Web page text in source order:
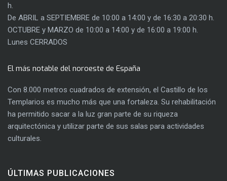
h.
De ABRIL a SEPTIEMBRE de 10:00 a 14:00 y de 16:30 a 20:30 h.
OCTUBRE y MARZO de 10:00 a 14:00 y de 16:00 a 19:00 h.
Lunes CERRADOS
El más notable del noroeste de España
Con 8.000 metros cuadrados de extensión, el Castillo de los
Templarios es mucho más que una fortaleza. Su rehabilitación
ha permitido sacar a la luz gran parte de su riqueza
arquitectónica y utilizar parte de sus salas para actividades
culturales.
ÚLTIMAS PUBLICACIONES